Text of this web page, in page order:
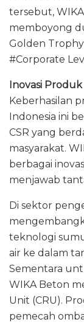
tersebut,
memboyong
Golden Trophy
#Corporate
Inovasi Produk
Keberhasilan
Indonesia ini
CSR yang
masyarakat.
berbagai
menjawab
Di sektor
teknologi
air ke dalam
Sementara
WIKA Beton
Unit (CRU).
pemecah